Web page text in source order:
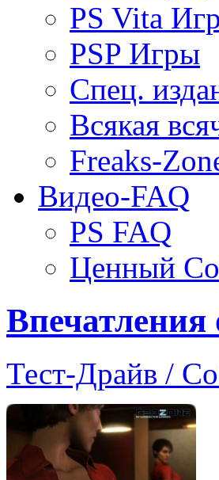
PS Vita
PSP Игры
Спец.
Всякая
Freaks-
Видео-FAQ
PS FAQ
Ценный
Впечатления
Тест-Драйв /